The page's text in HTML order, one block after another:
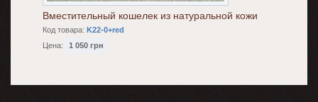
Вместительный кошелек из натуральной кожи
Код товара: K22-0+red
Цена:
1 050 грн